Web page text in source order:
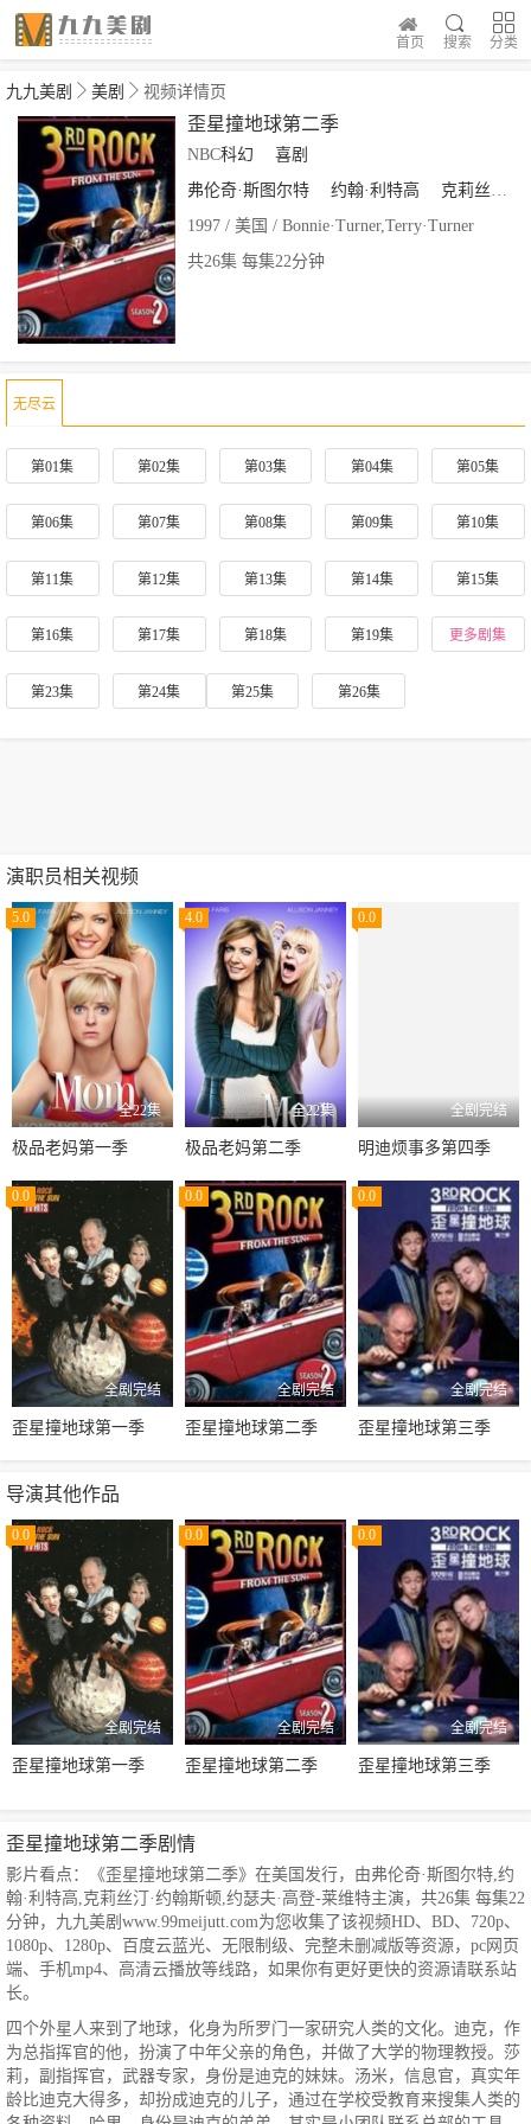
分类
搜索
首页
九九美剧 美剧 视频详情页
歪星撞地球第二季
NBC科幻
喜剧
弗伦奇·斯图尔特
约翰·利特高
克莉丝汀·约翰斯顿
1997 / 美国 / Bonnie·Turner,Terry·Turner
共26集 每集22分钟
无尽云
第01集 第02集 第03集 第04集 第05集
第06集 第07集 第08集 第09集 第10集
第11集 第12集 第13集 第14集 第15集
第16集 第17集 第18集 第19集 更多剧集
第23集 第24集 第25集 第26集
演职员相关视频
5.0
全22集
极品老妈第一季
4.0
全22集
极品老妈第二季
0.0
全剧完结
明迪烦事多第四季
0.0
全剧完结
歪星撞地球第一季
0.0
全剧完结
歪星撞地球第二季
0.0
全剧完结
歪星撞地球第三季
导演其他作品
0.0
全剧完结
歪星撞地球第一季
0.0
全剧完结
歪星撞地球第二季
0.0
全剧完结
歪星撞地球第三季
歪星撞地球第二季剧情
影片看点：《歪星撞地球第二季》在美国发行，由弗伦奇·斯图尔特,约
翰·利特高,克莉丝汀·约翰斯顿,约瑟夫·高登-莱维特主演，共26集 每集22
分钟，九九美剧www.99meijutt.com为您收集了该视频HD、BD、720p、
1080p、1280p、百度云蓝光、无限制级、完整未删减版等资源，pc网页
端、手机mp4、高清云播放等线路，如果你有更好更快的资源请联系站
长。
四个外星人来到了地球，化身为所罗门一家研究人类的文化。迪克，作
为总指挥官的他，扮演了中年父亲的角色，并做了大学的物理教授。莎
莉，副指挥官，武器专家，身份是迪克的妹妹。汤米，信息官，真实年
龄比迪克大得多，却扮成迪克的儿子，通过在学校受教育来搜集人类的